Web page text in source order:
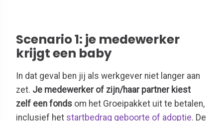
Scenario 1: je medewerker
krijgt een baby
In dat geval ben jij als werkgever niet langer aan
zet. Je medewerker of zijn/haar partner kiest
zelf een fonds om het Groeipakket uit te betalen,
inclusief het startbedrag geboorte of adoptie. De